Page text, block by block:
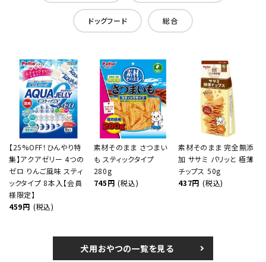
ドッグフード 総合
【25%OFF！ひんやり特
集】アクアゼリー 4つの
ゼロ りんご風味 スティ
ックタイプ 8本入【会員
様限定】
459円 (税込)
素材そのまま さつまい
も スティックタイプ
280g
745円 (税込)
素材そのまま 完全無添
加 ササミ パリッと 極薄
チップス 50g
437円 (税込)
犬用おやつの一覧を見る